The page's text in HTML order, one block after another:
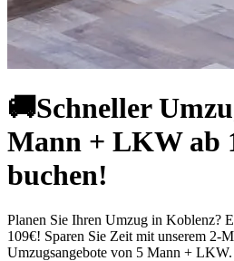
🚚Schneller
Mann + LKW ab
buchen!
Planen Sie Ihren Umzug in Koblenz?
109€! Sparen Sie Zeit mit unserem 2-
Umzugsangebote von 5 Mann + LKW.